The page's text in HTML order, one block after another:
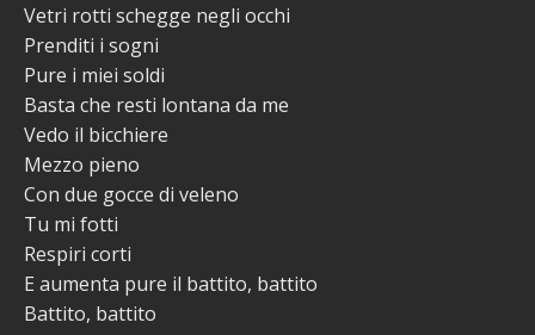
Vetri rotti schegge negli occhi
Prenditi i sogni
Pure i miei soldi
Basta che resti lontana da me
Vedo il bicchiere
Mezzo pieno
Con due gocce di veleno
Tu mi fotti
Respiri corti
E aumenta pure il battito, battito
Battito, battito